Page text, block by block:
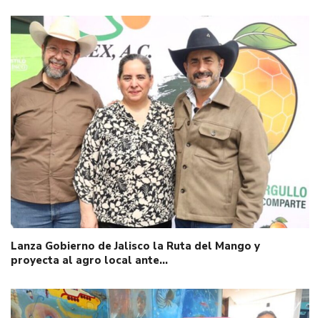
Lanza Gobierno de Jalisco la Ruta del Mango y
proyecta al agro local ante…